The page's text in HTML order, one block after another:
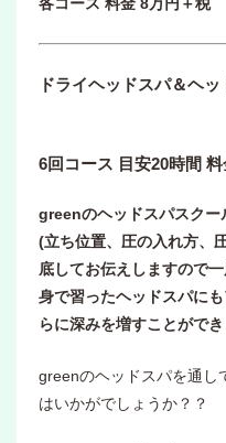
各コース 料金 8万円＋税
ドライヘッドスパ＆ヘッ
6回コース 目安20時間 料
greenのヘッドスパスクー
(立ち位置、圧の入れ方、
底してお伝えしますので
身で習ったヘッドスパに
らに深みを増すことができ
greenのヘッドスパを通し
はいかがでしょうか？？